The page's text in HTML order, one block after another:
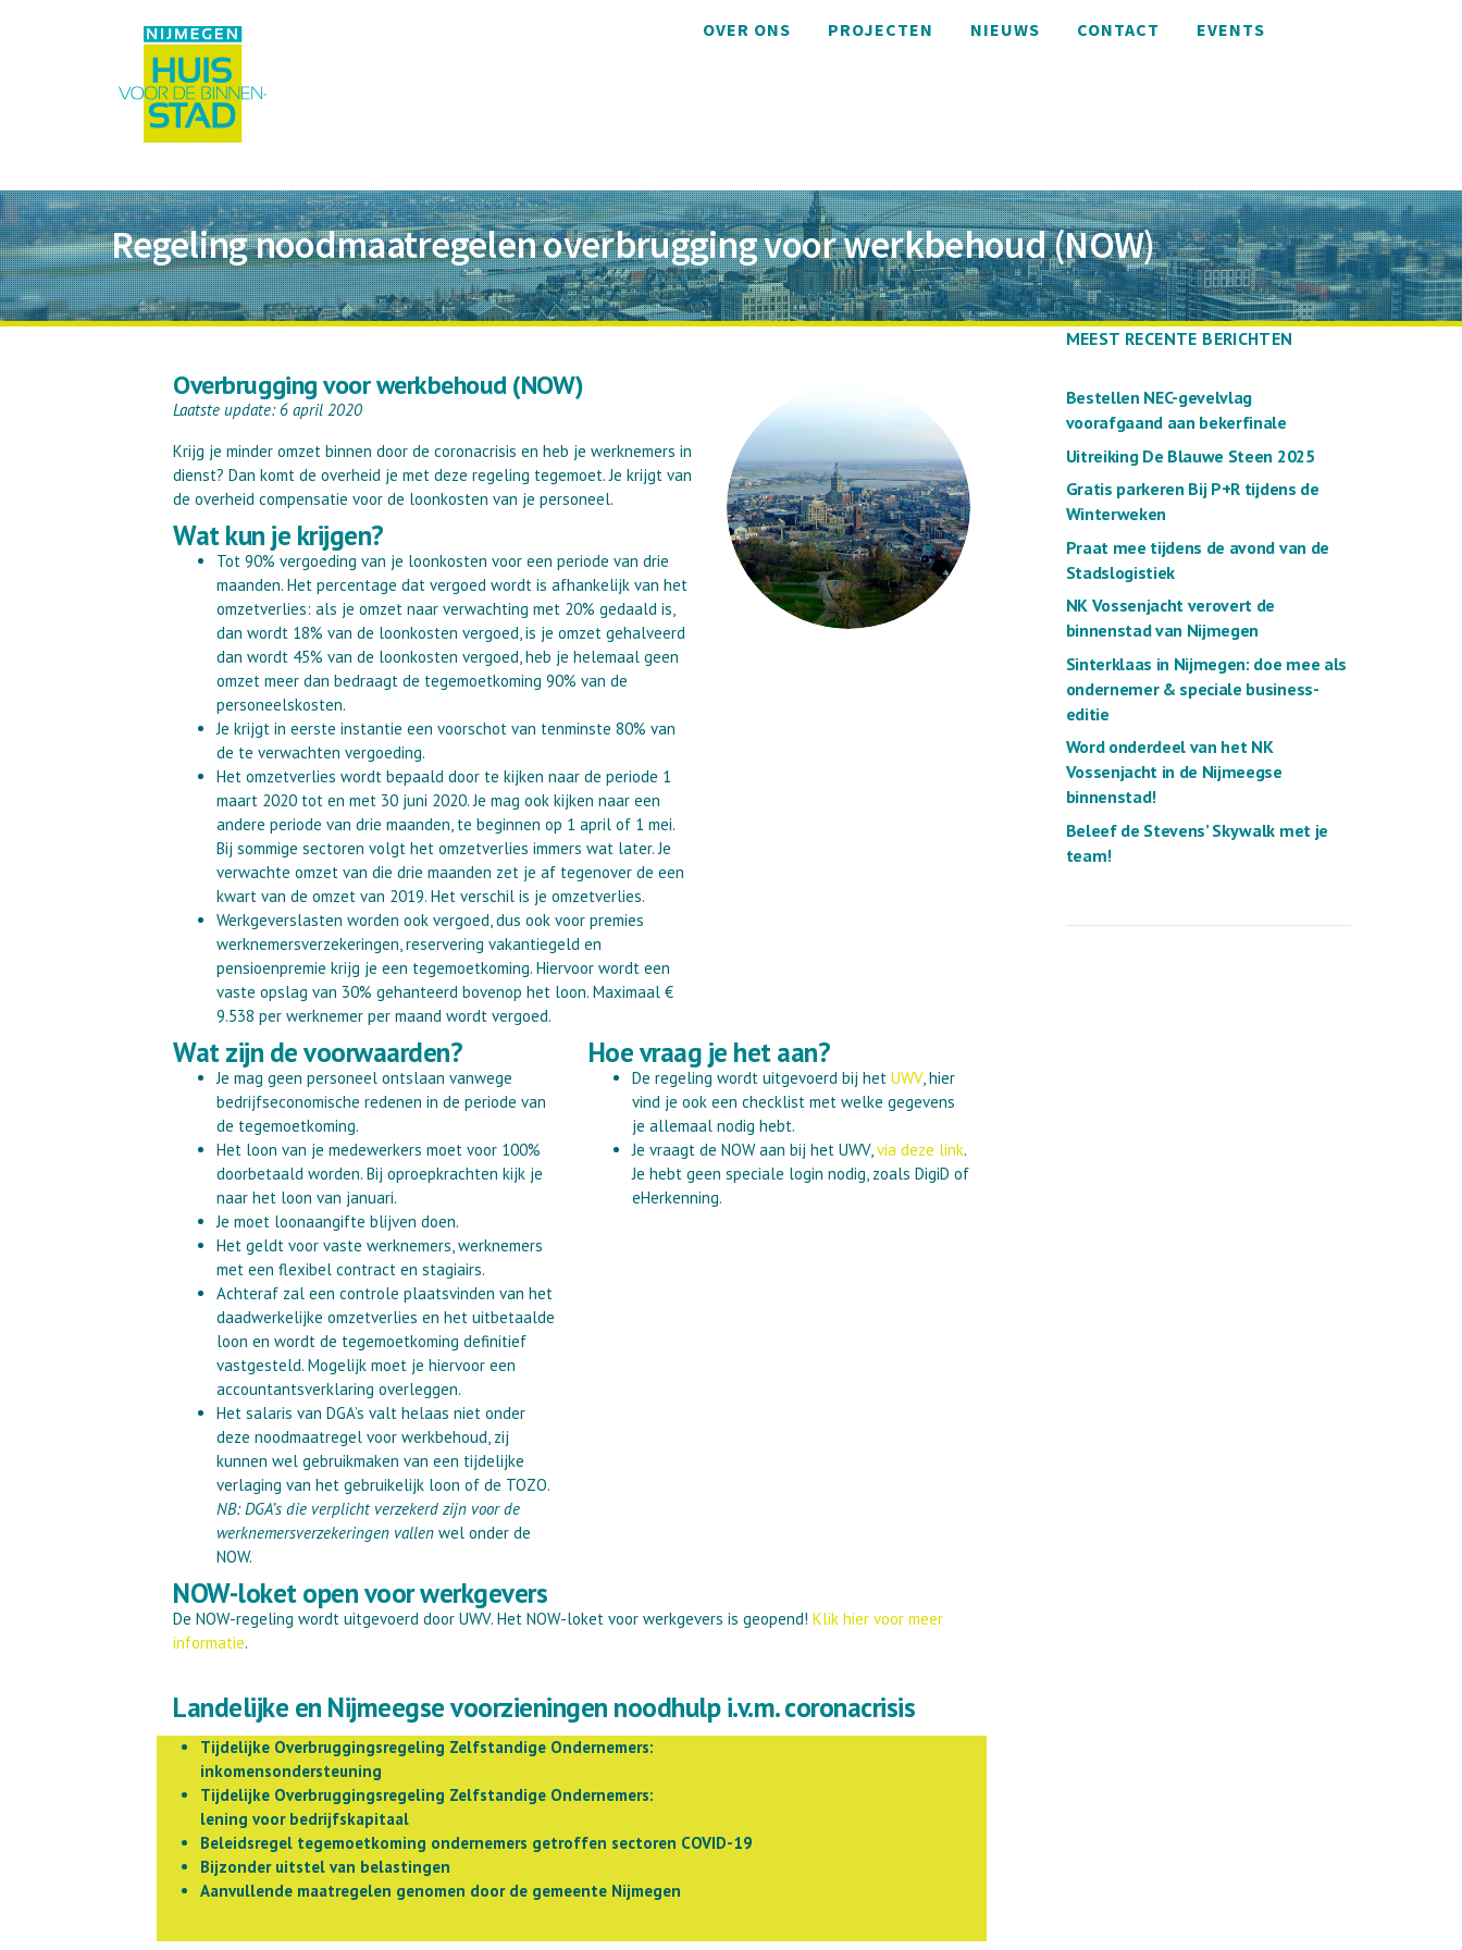
OVER ONS PROJECTEN NIEUWS CONTACT EVENTS
Regeling noodmaatregelen overbrugging voor werkbehoud (NOW)
Overbrugging voor werkbehoud (NOW)
Laatste update: 6 april 2020
Krijg je minder omzet binnen door de coronacrisis en heb je werknemers in
dienst? Dan komt de overheid je met deze regeling tegemoet. Je krijgt van
de overheid compensatie voor de loonkosten van je personeel.
Wat kun je krijgen?
Tot 90% vergoeding van je loonkosten voor een periode van drie
maanden. Het percentage dat vergoed wordt is afhankelijk van het
omzetverlies: als je omzet naar verwachting met 20% gedaald is,
dan wordt 18% van de loonkosten vergoed, is je omzet gehalveerd
dan wordt 45% van de loonkosten vergoed, heb je helemaal geen
omzet meer dan bedraagt de tegemoetkoming 90% van de
personeelskosten.
Je krijgt in eerste instantie een voorschot van tenminste 80% van
de te verwachten vergoeding.
Het omzetverlies wordt bepaald door te kijken naar de periode 1
maart 2020 tot en met 30 juni 2020. Je mag ook kijken naar een
andere periode van drie maanden, te beginnen op 1 april of 1 mei.
Bij sommige sectoren volgt het omzetverlies immers wat later. Je
verwachte omzet van die drie maanden zet je af tegenover de een
kwart van de omzet van 2019. Het verschil is je omzetverlies.
Werkgeverslasten worden ook vergoed, dus ook voor premies
werknemersverzekeringen, reservering vakantiegeld en
pensioenpremie krijg je een tegemoetkoming. Hiervoor wordt een
vaste opslag van 30% gehanteerd bovenop het loon. Maximaal €
9.538 per werknemer per maand wordt vergoed.
Wat zijn de voorwaarden?
Je mag geen personeel ontslaan vanwege
bedrijfseconomische redenen in de periode van
de tegemoetkoming.
Het loon van je medewerkers moet voor 100%
doorbetaald worden. Bij oproepkrachten kijk je
naar het loon van januari.
Je moet loonaangifte blijven doen.
Het geldt voor vaste werknemers, werknemers
met een flexibel contract en stagiairs.
Achteraf zal een controle plaatsvinden van het
daadwerkelijke omzetverlies en het uitbetaalde
loon en wordt de tegemoetkoming definitief
vastgesteld. Mogelijk moet je hiervoor een
accountantsverklaring overleggen.
Het salaris van DGA’s valt helaas niet onder
deze noodmaatregel voor werkbehoud, zij
kunnen wel gebruikmaken van een tijdelijke
verlaging van het gebruikelijk loon of de TOZO.
NB: DGA’s die verplicht verzekerd zijn voor de
werknemersverzekeringen vallen wel onder de
NOW.
Hoe vraag je het aan?
De regeling wordt uitgevoerd bij het UWV, hier
vind je ook een checklist met welke gegevens
je allemaal nodig hebt.
Je vraagt de NOW aan bij het UWV,via deze link.
Je hebt geen speciale login nodig, zoals DigiD of
eHerkenning.
NOW-loket open voor werkgevers
De NOW-regeling wordt uitgevoerd door UWV. Het NOW-loket voor werkgevers is geopend!Klik hier voor meer
informatie.
Landelijke en Nijmeegse voorzieningen noodhulp i.v.m. coronacrisis
Tijdelijke Overbruggingsregeling Zelfstandige Ondernemers:
inkomensondersteuning
Tijdelijke Overbruggingsregeling Zelfstandige Ondernemers:
lening voor bedrijfskapitaal
Beleidsregel tegemoetkoming ondernemers getroffen sectoren COVID-19
Bijzonder uitstel van belastingen
Aanvullende maatregelen genomen door de gemeente Nijmegen
MEEST RECENTE BERICHTEN
Bestellen NEC-gevelvlag
voorafgaand aan bekerfinale
Uitreiking De Blauwe Steen 2025
Gratis parkeren Bij P+R tijdens de
Winterweken
Praat mee tijdens de avond van de
Stadslogistiek
NK Vossenjacht verovert de
binnenstad van Nijmegen
Sinterklaas in Nijmegen: doe mee als
ondernemer & speciale business-
editie
Word onderdeel van het NK
Vossenjacht in de Nijmeegse
binnenstad!
Beleef de Stevens’ Skywalk met je
team!